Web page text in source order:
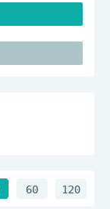
60 120